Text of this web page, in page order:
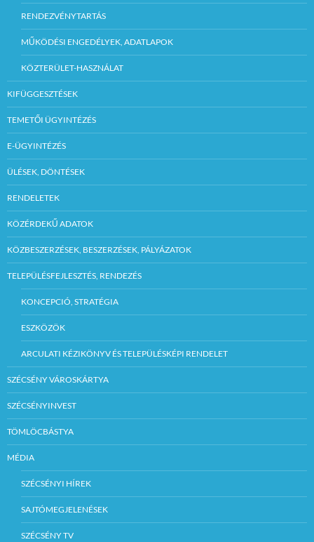
RENDEZVÉNYTARTÁS
MŰKÖDÉSI ENGEDÉLYEK, ADATLAPOK
KÖZTERÜLET-HASZNÁLAT
KIFÜGGESZTÉSEK
TEMETŐI ÜGYINTÉZÉS
E-ÜGYINTÉZÉS
ÜLÉSEK, DÖNTÉSEK
RENDELETEK
KÖZÉRDEKŰ ADATOK
KÖZBESZERZÉSEK, BESZERZÉSEK, PÁLYÁZATOK
TELEPÜLÉSFEJLESZTÉS, RENDEZÉS
KONCEPCIÓ, STRATÉGIA
ESZKÖZÖK
ARCULATI KÉZIKÖNYV ÉS TELEPÜLÉSKÉPI RENDELET
SZÉCSÉNY VÁROSKÁRTYA
SZÉCSÉNYINVEST
TÖMLÖCBÁSTYA
MÉDIA
SZÉCSÉNYI HÍREK
SAJTÓMEGJELENÉSEK
SZÉCSÉNY TV